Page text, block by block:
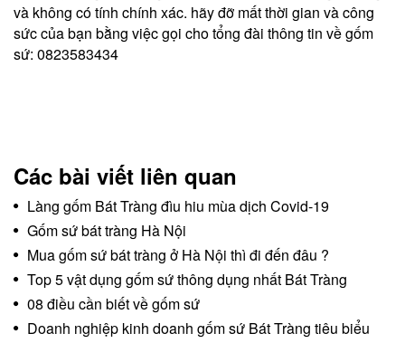
và không có tính chính xác. hãy đỡ mất thời gian và công
sức của bạn bằng việc gọi cho tổng đài thông tin về gốm
sứ: 0823583434
Các bài viết liên quan
Làng gốm Bát Tràng đìu hiu mùa dịch Covid-19
Gốm sứ bát tràng Hà Nội
Mua gốm sứ bát tràng ở Hà Nội thì đi đến đâu ?
Top 5 vật dụng gốm sứ thông dụng nhất Bát Tràng
08 điều cần biết về gốm sứ
Doanh nghiệp kinh doanh gốm sứ Bát Tràng tiêu biểu